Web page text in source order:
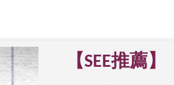
【SEE推薦】